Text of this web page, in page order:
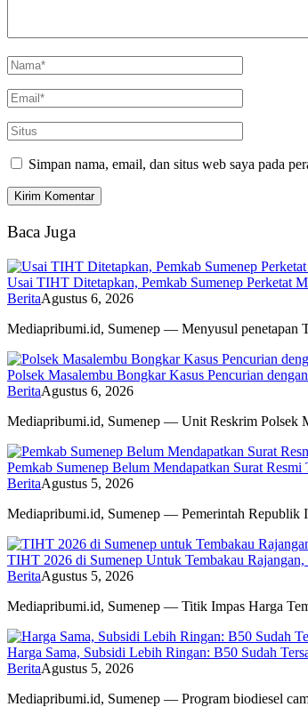
Simpan nama, email, dan situs web saya pada
Baca Juga
Usai TIHT Ditetapkan, Pemkab Sumenep Perketat
BeritaAgustus 6, 2026
Mediapribumi.id, Sumenep — Menyusul penetapan
Polsek Masalembu Bongkar Kasus Pencurian
BeritaAgustus 6, 2026
Mediapribumi.id, Sumenep — Unit Reskrim Polsek
Pemkab Sumenep Belum Mendapatkan Surat
BeritaAgustus 5, 2026
Mediapribumi.id, Sumenep — Pemerintah Republik
TIHT 2026 di Sumenep Untuk Tembakau
BeritaAgustus 5, 2026
Mediapribumi.id, Sumenep — Titik Impas Harga
Harga Sama, Subsidi Lebih Ringan: B50 Sudah
BeritaAgustus 5, 2026
Mediapribumi.id, Sumenep — Program biodiesel